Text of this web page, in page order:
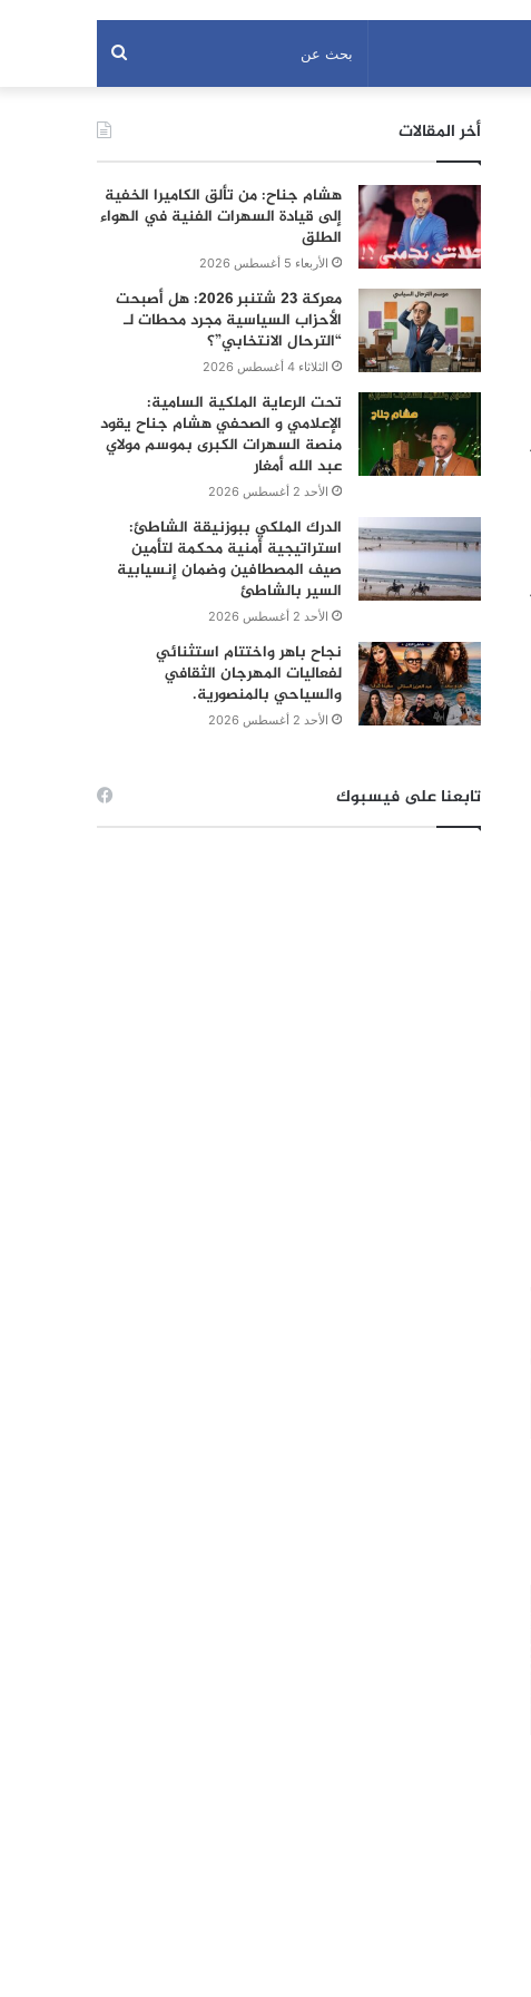
بحث
عن أخر المقالات
هشام جناح: من تألق الكاميرا الخفية
إلى قيادة السهرات الفنية في الهواء
الطلق
الأربعاء 5 أغسطس 2026
معركة 23 شتنبر 2026: هل أصبحت
الأحزاب السياسية مجرد محطات لـ
“الترحال الانتخابي”؟
الثلاثاء 4 أغسطس 2026
تحت الرعاية الملكية السامية:
الإعلامي و الصحفي هشام جناح يقود
منصة السهرات الكبرى بموسم مولاي
عبد الله أمغار
الأحد 2 أغسطس 2026
الدرك الملكي ببوزنيقة الشاطئ:
استراتيجية أمنية محكمة لتأمين
صيف المصطافين وضمان إنسيابية
السير بالشاطئ
الأحد 2 أغسطس 2026
نجاح باهر واختتام استثنائي
لفعاليات المهرجان الثقافي
والسياحي بالمنصورية.
الأحد 2 أغسطس 2026
تابعنا على فيسبوك